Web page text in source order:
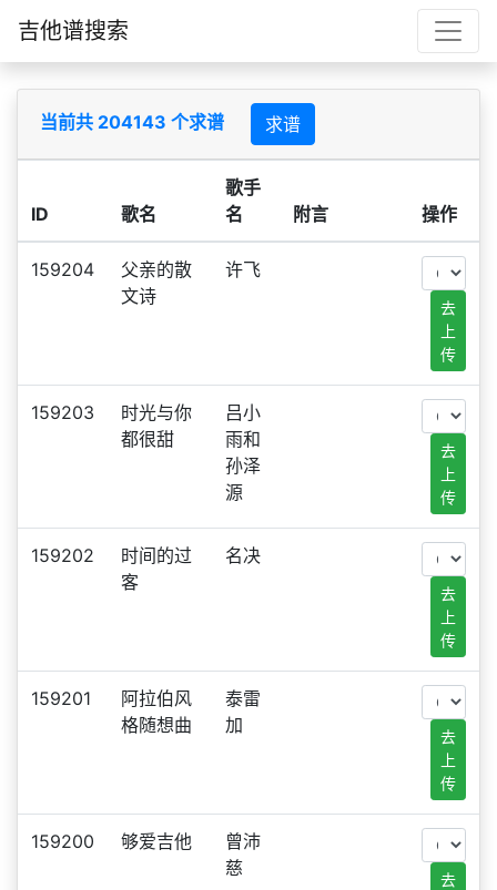
吉他谱搜索
当前共 204143 个求谱 求谱
ID 歌名
歌手
名
附言 操作
159204
父亲的散
文诗
许飞
去
上
传
159203
时光与你
都很甜
吕小
雨和
孙泽
源
去
上
传
159202
时间的过
客
名决
去
上
传
159201
阿拉伯风
格随想曲
泰雷
加
去
上
传
159200 够爱吉他
曾沛
慈
去